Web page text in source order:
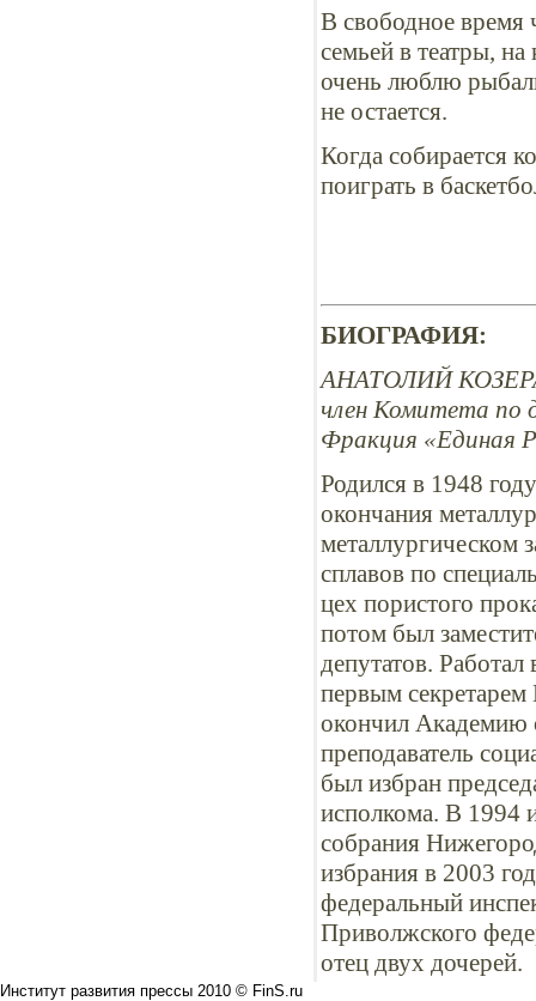
В свободное
семьей в театры,
очень люблю
не остается.
Когда собирается
поиграть в
БИОГРАФИЯ:
АНАТОЛИЙ
член Комитета по
Фракция «Единая
Родился в 1948
окончания
металлургическом
сплавов по
цех пористого
потом был
депутатов.
первым секретарем
окончил Академию
преподаватель
был избран
исполкома. В 1994
собрания
избрания в 2003
федеральный
Приволжского
отец двух дочерей.
Институт развития прессы 2010 © FinS.ru